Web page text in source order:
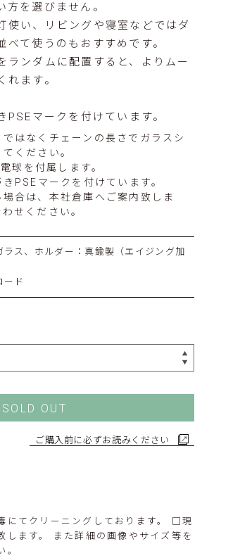
方を選びません。
使い、リビングや寝室などではダ
べて使うのもおすすめです。
ランダムに配置すると、よりムー
れます。
PSEマークを付けています。
はなくチェーンの長さでガラスシ
ください。
球を付属します。
PSEマークを付けています。
合は、本社倉庫へご案内致しま
せください。
ラス、ホルダー：真鍮製（エイジング加
ード
SOLD OUT
ご購入前に必ずお読みください
にてクリーニングしております。 □現
します。 また詳細の画像やサイズ等を
。